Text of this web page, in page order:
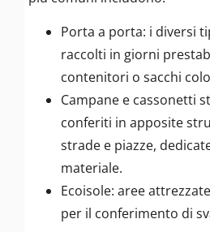
Porta a porta: i diversi
raccolti in giorni
contenitori o sacchi
Campane e cassonetti
conferiti in apposite
strade e piazze,
materiale.
Ecoisole: aree
per il conferimento di